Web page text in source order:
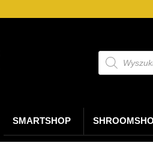
produktów
SMARTSHOP